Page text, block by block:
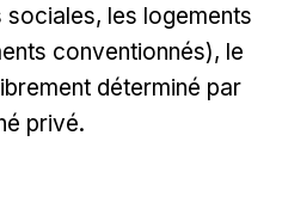
les logements
conventionnés), le
déterminé par
privé.